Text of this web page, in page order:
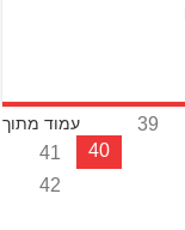
עמוד מתוך
39
40
41
42